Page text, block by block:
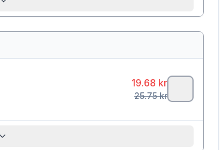
19.68 kr
25.75kr